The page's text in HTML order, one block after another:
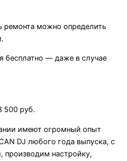
ремонта можно определить
бесплатно — даже в случае
500 руб.
имеют огромный опыт
DJ любого года выпуска, с
настройку,